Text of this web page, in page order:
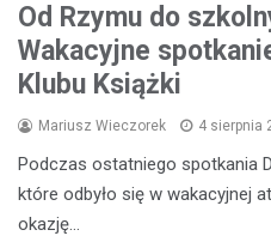
Od Rzymu do
Wakacyjne
Klubu Książki
Mariusz Wieczorek 4 sierpnia
Podczas ostatniego spotkania
które odbyło się w wakacyjnej
okazję…